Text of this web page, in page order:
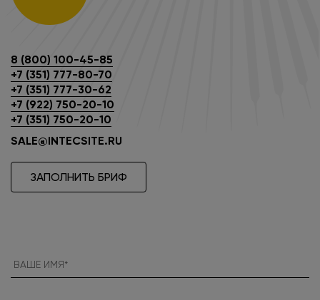
8 (800) 100-45-85
+7 (351) 777-80-70
+7 (351) 777-30-62
+7 (922) 750-20-10
+7 (351) 750-20-10
SALE@INTECSITE.RU
ЗАПОЛНИТЬ БРИФ